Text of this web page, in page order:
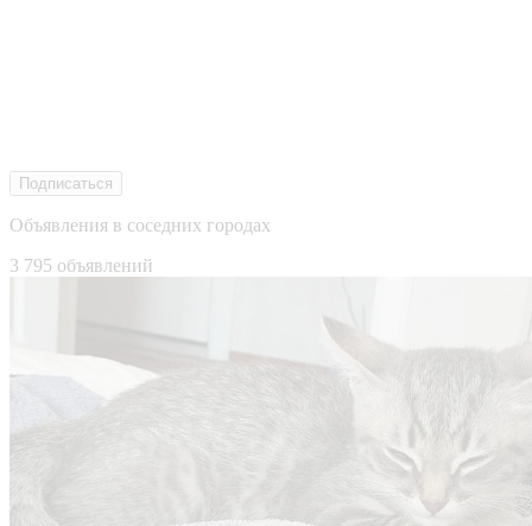
Подписаться
Объявления в соседних городах
3 795 объявлений